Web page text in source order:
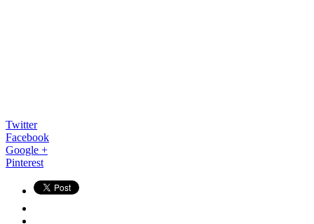
Twitter
Facebook
Google +
Pinterest